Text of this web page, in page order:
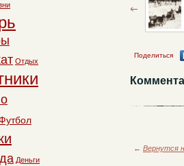
Поделиться
← Вернутся
Отдых
Деньги